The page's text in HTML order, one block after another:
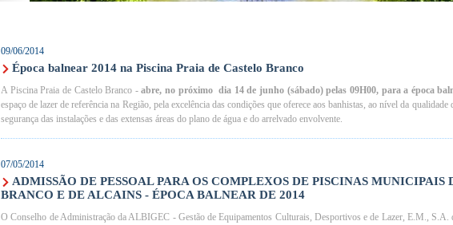
09/06/2014
Época balnear 2014 na Piscina Praia de Castelo Branco
A Piscina Praia de Castelo Branco -abre, no próximo dia 14 de junho (sábado) pelas 09H00, para a época
espaço de lazer de referência na Região, pela excelência das condições que oferece aos banhistas, ao nível da qualidade
segurança das instalações e das extensas áreas do plano de água e do arrelvado envolvente.
07/05/2014
ADMISSÃO DE PESSOAL PARA OS COMPLEXOS DE PISCINAS MUNICIPAIS
BRANCO E DE ALCAINS - ÉPOCA BALNEAR DE 2014
O Conselho de Administração da ALBIGEC - Gestão de Equipamentos Culturais, Desportivos e de Lazer, E.M., S.A.